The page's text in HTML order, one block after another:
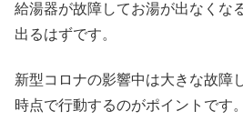
給湯器が故障してお湯が出なくな
出るはずです。
新型コロナの影響中は大きな故障
時点で行動するのがポイントです。